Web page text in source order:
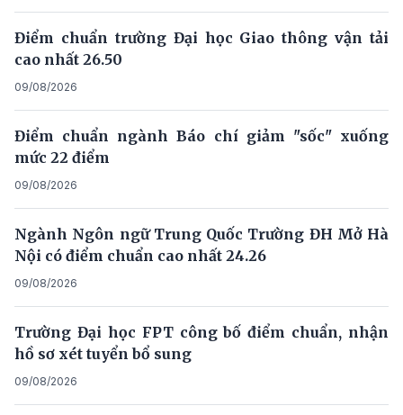
Điểm chuẩn trường Đại học Giao thông vận tải
cao nhất 26.50
09/08/2026
Điểm chuẩn ngành Báo chí giảm "sốc" xuống
mức 22 điểm
09/08/2026
Ngành Ngôn ngữ Trung Quốc Trường ĐH Mở Hà
Nội có điểm chuẩn cao nhất 24.26
09/08/2026
Trường Đại học FPT công bố điểm chuẩn, nhận
hồ sơ xét tuyển bổ sung
09/08/2026